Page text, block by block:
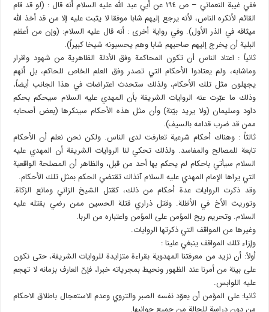
ففي غيبة النعماني – ص ١٩٤ عن أبي عبد الله عليه السلام أنه قال : (لو قد قام
القائم لأنكره الناس، لأنه يرجع إليهم شابا موفقا لا يثبت عليه إلا من قد أخذ الله
ميثاقه في الذر الأول). وفي رواية أخرى : أنه قال عليه السلام: (وإن من أعظم
البلية أن يخرج إليهم صاحبهم شابا وهم يحسبونه شيخا كبيراً).
ثانياً : اعتاد الناس أن تكون المحاكمة وفق الأدلة الظاهرية من شهود واقرار
وماشابه، ولم يعتادوا الأحكام التي تصدر وفق العلم الخاص للحاكم، بل أنهم
يجهلون مثل تلك الأحكام، ولذلك ستحدث اعتراضات في هذا الجانب أيضاً،
وذلك ما عبّرت عنه الروايات الشريفة بأن المهدي عليه السلام سيحكم بحكم
داود وسليمان (ولا يريد بيّنة) وأن مثل هذه الأحكام سينكرها (بعض أصحابه
ممن قد ضرب قدامه بالسيف).
ثالثاُ : وهناك أحكام شرعية تعارفت لدى الناس. ولكن نحن نعلم أن الأحكام
تابعة للمصالح والمفاسد. ولذلك تحكي لنا الروايات الشريفة أن المهدي عليه
السلام سيأتي باحكام لم يحكم بها أحد من قبل، والظاهر أن المصلحة الواقعية
التي يراها الإمام المهدي عليه السلام آنذاك تقتضي الحكم بمثل تلك الأحكام.
وقد ذكرت الروايات عدة أحكام من ذلك، كقتل الشيخ الزاني ومانع الزكاة.
وتوريث الأخ في الأظلة. وقتل ذراري قتلة الحسين ممن رضي بقتله عليه
السلام. وتحريم ربح المؤمن على المؤمن واعتباره من الربا.
وغيرها من المواقف التي ذكرتها الروايات.
وإزاء تلك المواقف ينبغي علينا :
أولاً: أن نزيد من معرفتنا المهدوية بقراءة متزايدة للروايات الشريفة، حتى نكون
على بينة من أمرنا عند الظهور ونحيط بمجرياته خبرا، فإنّ العارف بزمانه لا تهجم
عليه اللوابس.
ثانيا: على المؤمن أن يعوّد نفسه الصبر والتروي وعدم الاستعجال باطلاق الاحكام
من دون دراسة للحالة من جميع جوانبها.